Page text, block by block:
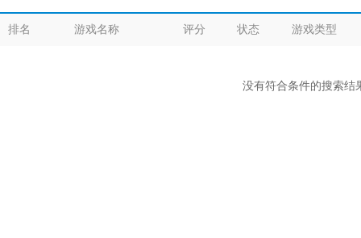
排名 游戏名称 评分 状态 游戏类型
没有符合条件的搜索结